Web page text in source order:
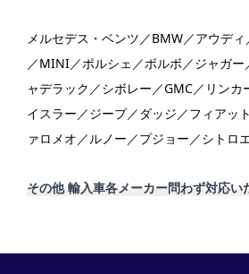
メルセデス・ベンツ／BMW／アウデ
／MINI／ポルシェ／ボルボ／ジャガ
ャデラック／シボレー／GMC／リンカ
イスラー／ジープ／ダッジ／フィアッ
ァロメオ／ルノー／プジョー／シトロ
その他 輸入車各メーカー問わず対応い